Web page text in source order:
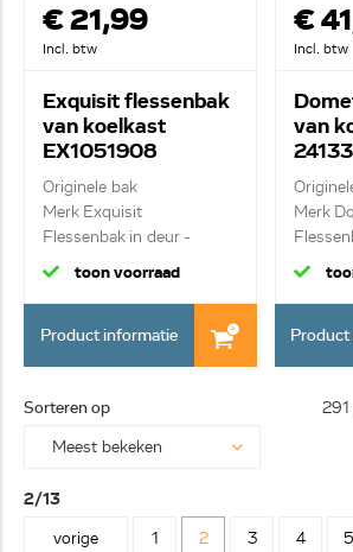
€ 21,99
Incl. btw
Exquisit flessenbak
van koelkast
EX1051908
Originele bak
Merk Exquisit
Flessenbak in deur -
wordt gel...
toon voorraad
Product informatie
€
Incl. btw
van
Merk
Sorteren op
2/13
vorige
1 2 3 4 5